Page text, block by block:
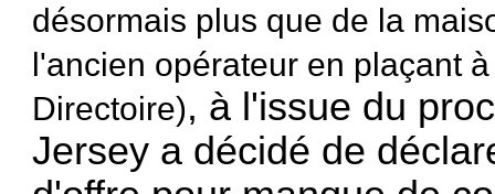
désormais plus que de la
l'ancien opérateur en plaçant
Directoire), à l'issue du
Jersey a décidé de